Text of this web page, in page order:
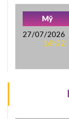
Mỹ
27/07/2026
16h22